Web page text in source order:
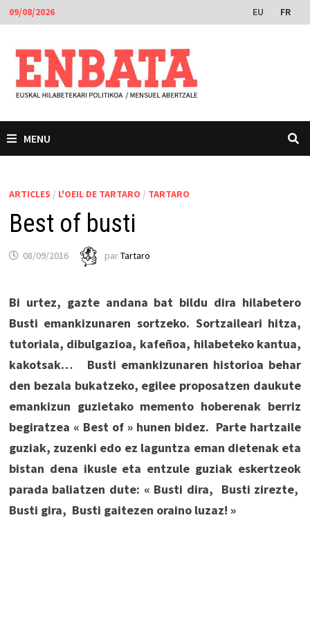
Passer
au
contenu
09/08/2026 EU FR
MENU
ARTICLES / L'OEIL DE TARTARO / TARTARO
Best of busti
08/09/2016 parTartaro
Bi urtez, gazte andana bat bildu dira hilabetero
Busti emankizunaren sortzeko. Sortzaileari hitza,
tutoriala, dibulgazioa, kafeñoa, hilabeteko kantua,
kakotsak… Busti emankizunaren historioa behar
den bezala bukatzeko, egilee proposatzen daukute
emankizun guzietako memento hoberenak berriz
begiratzea « Best of » hunen bidez. Parte hartzaile
guziak, zuzenki edo ez laguntza eman dietenak eta
bistan dena ikusle eta entzule guziak eskertzeok
parada baliatzen dute: « Busti dira, Busti zirezte,
Busti gira, Busti gaitezen oraino luzaz! »